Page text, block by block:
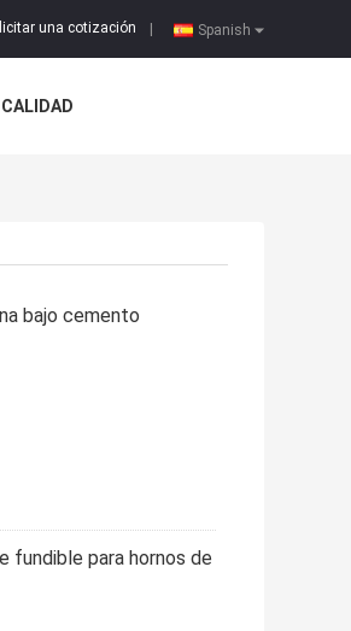
Spanish
una cotización
bajo cemento
fundible para hornos de